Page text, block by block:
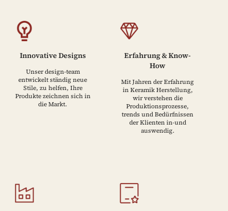
Innovative Designs
Unser design-team
entwickelt ständig neue
Stile, zu helfen, Ihre
Produkte zeichnen sich in
die Markt.
Erfahrung & Know-
How
Mit Jahren der Erfahrung
in Keramik Herstellung,
wir verstehen die
Produktionsprozesse,
trends und Bedürfnissen
der Klienten in-und
auswendig.